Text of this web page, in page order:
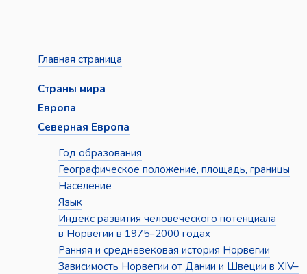
Главная страница
Страны мира
Европа
Северная Европа
Год образования
Географическое положение, площадь, границы
Население
Язык
Индекс развития человеческого потенциала
в Норвегии в 1975–2000 годах
Ранняя и средневековая история Норвегии
Зависимость Норвегии от Дании и Швеции в XIV–